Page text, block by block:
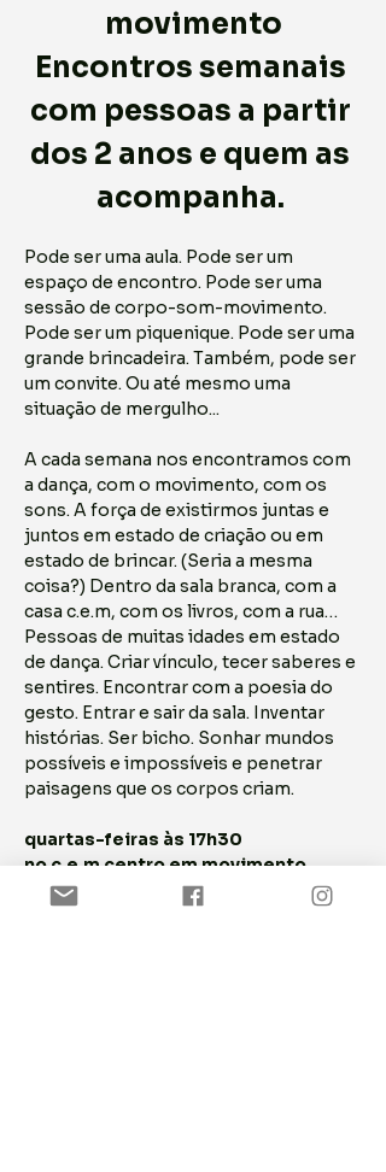
movimento
Encontros semanais
com pessoas a partir
dos 2 anos e quem as
acompanha. ​​
Pode ser uma aula. Pode ser um
espaço de encontro. Pode ser uma
sessão de corpo-som-movimento.
Pode ser um piquenique. Pode ser uma
grande brincadeira. Também, pode ser
um convite. Ou até mesmo uma
situação de mergulho...
A cada semana nos encontramos com
a dança, com o movimento, com os
sons. A força de existirmos juntas e
juntos em estado de criação ou em
estado de brincar. (Seria a mesma
coisa?) Dentro da sala branca, com a
casa c.e.m, com os livros, com a rua…
Pessoas de muitas idades em estado
de dança. Criar vínculo, tecer saberes e
sentires. Encontrar com a poesia do
gesto. Entrar e sair da sala. Inventar
histórias. Ser bicho. Sonhar mundos
possíveis e impossíveis e penetrar
paisagens que os corpos criam.
quartas-feiras às 17h30
no c.e.m centro em movimento
Rua dos Fanqueiros, 150 - 1º andar |